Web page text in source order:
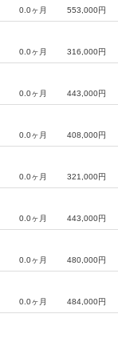
0.0ヶ月 553,000円
0.0ヶ月 316,000円
0.0ヶ月 443,000円
0.0ヶ月 408,000円
0.0ヶ月 321,000円
0.0ヶ月 443,000円
0.0ヶ月 480,000円
0.0ヶ月 484,000円